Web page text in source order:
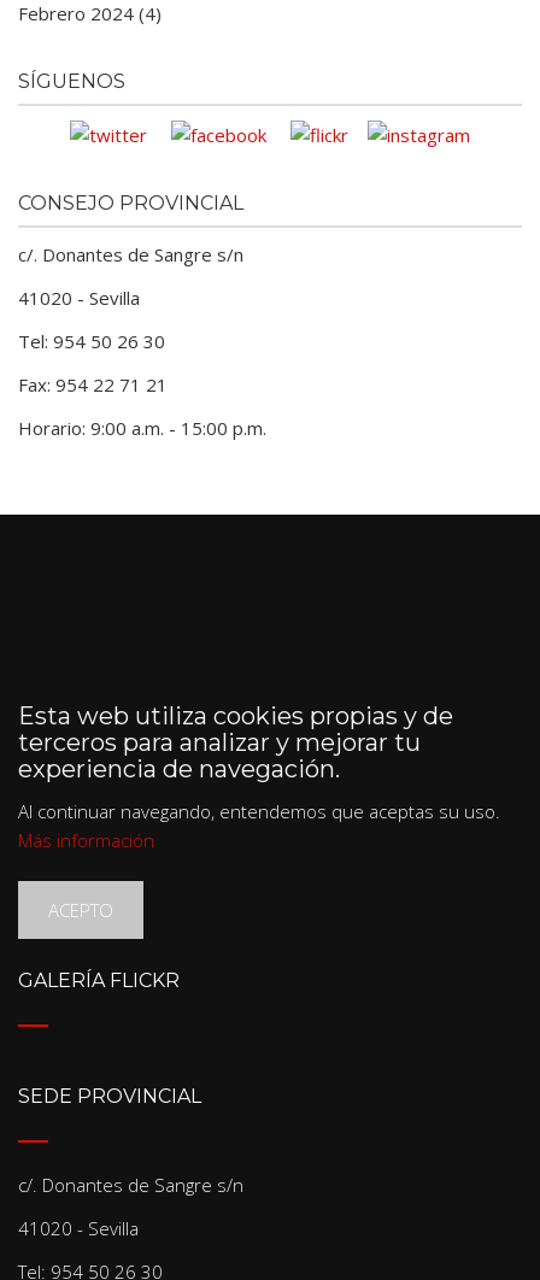
Febrero 2024 (4)
SÍGUENOS
CONSEJO PROVINCIAL
c/. Donantes de Sangre s/n
41020 - Sevilla
Tel: 954 50 26 30
Fax: 954 22 71 21
Horario: 9:00 a.m. - 15:00 p.m.
Esta web utiliza cookies propias y de
terceros para analizar y mejorar tu
experiencia de navegación.
Al continuar navegando, entendemos que aceptas su uso.
Más información
ACEPTO
GALERÍA FLICKR
SEDE PROVINCIAL
c/. Donantes de Sangre s/n
41020 - Sevilla
Tel: 954 50 26 30